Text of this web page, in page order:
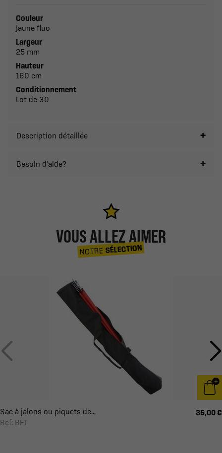
Couleur
Jaune fluo
Largeur
25 mm
Hauteur
160 cm
Conditionnement
Lot de 30
Description détaillée
Besoin d'aide?
VOUS ALLEZ AIMER
NOTRESÉLECTION
Sac à jalons ou piquets de...
Ref: BFT
35,00 €